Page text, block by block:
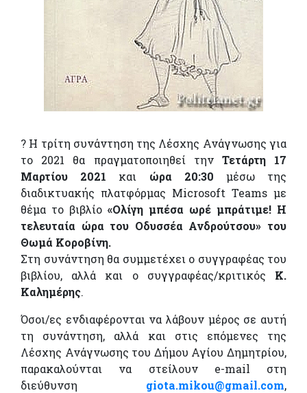
? Η τρίτη συνάντηση της Λέσχης Ανάγνωσης για
το 2021 θα πραγματοποιηθεί την Τετάρτη 17
Μαρτίου 2021 και ώρα 20:30 μέσω της
διαδικτυακής πλατφόρμας Microsoft Teams με
θέμα το βιβλίο «Ολίγη μπέσα ωρέ μπράτιμε! Η
τελευταία ώρα του Οδυσσέα Ανδρούτσου» του
Θωμά Κοροβίνη.
Στη συνάντηση θα συμμετέχει ο συγγραφέας του
βιβλίου, αλλά και ο συγγραφέας/κριτικός Κ.
Καλημέρης.
Όσοι/ες ενδιαφέρονται να λάβουν μέρος σε αυτή
τη συνάντηση, αλλά και στις επόμενες της
Λέσχης Ανάγνωσης του Δήμου Αγίου Δημητρίου,
παρακαλούνται να στείλουν e-mail στη
διεύθυνση giota.mikou@gmail.com,